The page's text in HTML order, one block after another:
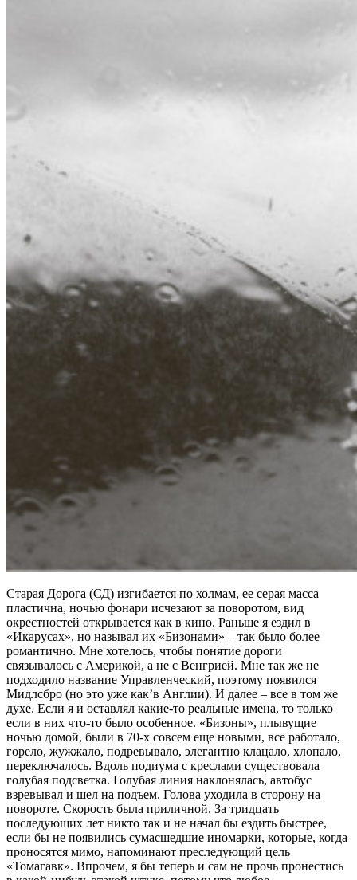
Старая Дорога (СД) изгибается по холмам, ее серая масса
пластична, ночью фонари исчезают за поворотом, вид
окрестностей открывается как в кино. Раньше я ездил в
«Икарусах», но называл их «Бизонами» – так было более
романтично. Мне хотелось, чтобы понятие дороги
связывалось с Америкой, а не с Венгрией. Мне так же не
подходило название Управленческий, поэтому появился
Мидлсбро (но это уже как’в Англии). И далее – все в том же
духе. Если я и оставлял какие-то реальные имена, то только
если в них что-то было особенное. «Бизоны», плывущие
ночью домой, были в 70-х совсем еще новыми, все работало,
горело, жужжало, подревывало, элегантно клацало, хлопало,
переключалось. Вдоль подиума с креслами существовала
голубая подсветка. Голубая линия наклонялась, автобус
взревывал и шел на подъем. Голова уходила в сторону на
повороте. Скорость была приличной. За тридцать
последующих лет никто так и не начал бы ездить быстрее,
если бы не появились сумасшедшие иномарки, которые, когда
проносятся мимо, напоминают преследующий цель
«Томагавк». Впрочем, я бы теперь и сам не прочь пронестись